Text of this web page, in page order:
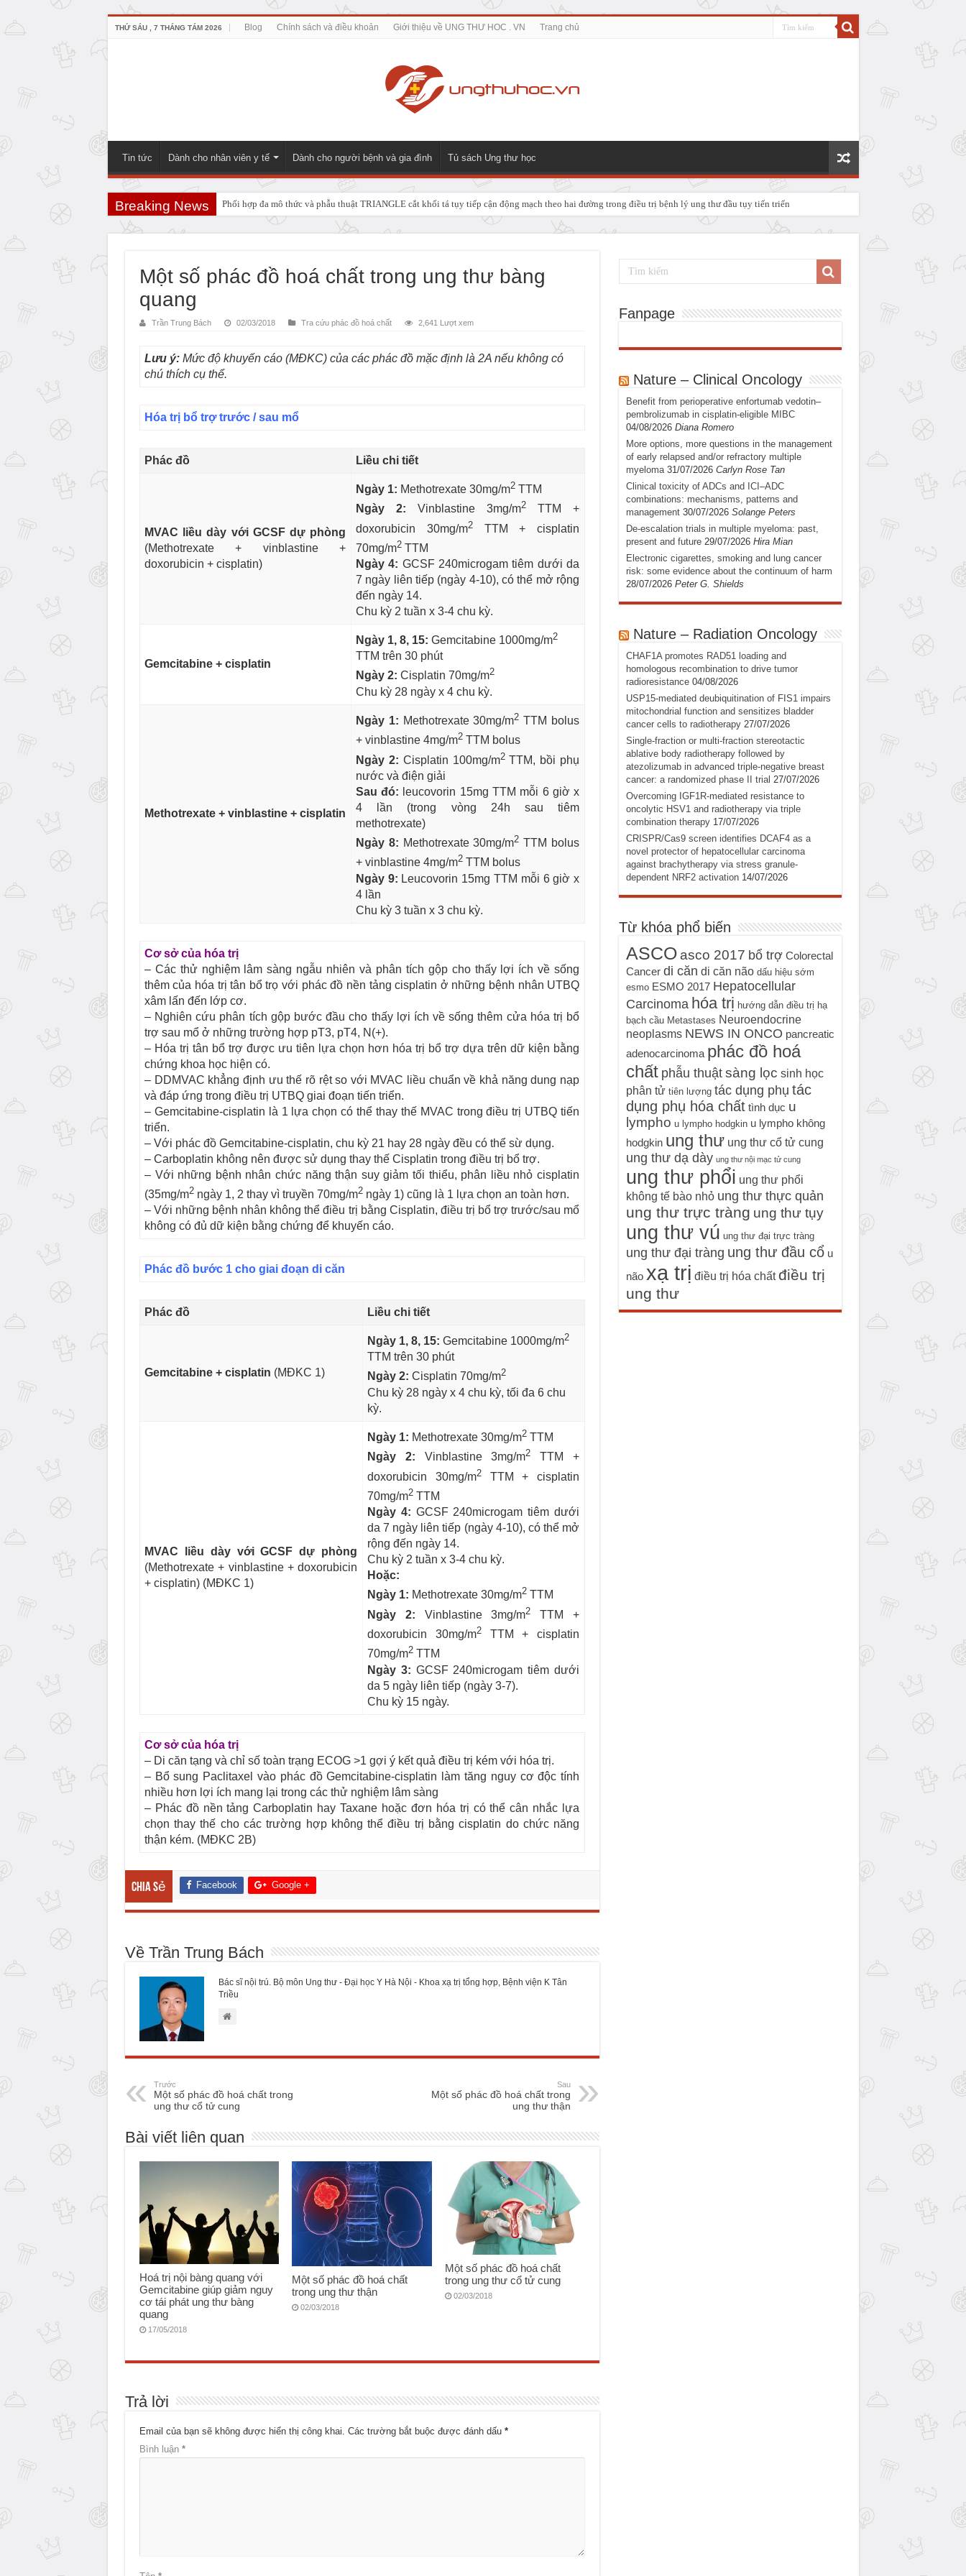
THỨ SÁU , 7 THÁNG TÁM 2026 Blog Chính sách và điều khoản Giới thiệu về UNG THƯ HOC . VN Trang chủ
Tin tức Dành cho nhân viên y tế Dành cho người bệnh và gia đình Tủ sách Ung thư học
Breaking News Phối hợp đa mô thức và phẫu thuật TRIANGLE cắt khối tá tụy tiếp cận động mạch theo hai đường trong điều trị bệnh lý ung thư đầu tụy tiến triển
PHẪU THUẬT NEUHAUS: GIẢI PHÁP ĐIỀU TRỊ TRIỆT CĂN CHO UNG THƯ NGÃ BA ĐƯỜNG MẬT TUÝP IV
Những điều bạn cần biết trước liệu trình xạ trị vùng đầu – cổ
Một số phác đồ hoá chất trong ung thư bàng
quang
Trần Trung Bách 02/03/2018 Tra cứu phác đồ hoá chất 2,641 Lượt xem
Lưu ý:Mức độ khuyến cáo (MĐKC) của các phác đồ mặc định là 2A nếu không có
chú thích cụ thể.
Hóa trị bổ trợ trước / sau mổ
Phác đồ Liều chi tiết
MVAC liều dày với GCSF dự phòng
(Methotrexate + vinblastine +
doxorubicin + cisplatin)
Ngày 1: Methotrexate 30mg/m2TTM
Ngày 2: Vinblastine 3mg/m2 TTM +
doxorubicin 30mg/m2TTM + cisplatin
70mg/m2TTM
Ngày 4: GCSF 240microgam tiêm dưới da
7 ngày liên tiếp (ngày 4-10), có thể mở rộng
đến ngày 14.
Chu kỳ 2 tuần x 3-4 chu kỳ.
Gemcitabine + cisplatin
Ngày 1, 8, 15: Gemcitabine 1000mg/m2
TTM trên 30 phút
Ngày 2: Cisplatin 70mg/m2
Chu kỳ 28 ngày x 4 chu kỳ.
Methotrexate + vinblastine + cisplatin
Ngày 1: Methotrexate 30mg/m2 TTM bolus
+ vinblastine 4mg/m2TTM bolus
Ngày 2: Cisplatin 100mg/m2TTM, bồi phụ
nước và điện giải
Sau đó: leucovorin 15mg TTM mỗi 6 giờ x
4 lần (trong vòng 24h sau tiêm
methotrexate)
Ngày 8: Methotrexate 30mg/m2 TTM bolus
+ vinblastine 4mg/m2TTM bolus
Ngày 9: Leucovorin 15mg TTM mỗi 6 giờ x
4 lần
Chu kỳ 3 tuần x 3 chu kỳ.
Cơ sở của hóa trị
– Các thử nghiệm lâm sàng ngẫu nhiên và phân tích gộp cho thấy lợi ích về sống
thêm của hóa trị tân bổ trọ với phác đồ nền tảng cisplatin ở những bệnh nhân UTBQ
xâm lấn đến lớp cơ.
– Nghiên cứu phân tích gộp bước đầu cho thấy lợi ích về sống thêm cửa hóa trị bổ
trợ sau mổ ở những trường hợp pT3, pT4, N(+).
– Hóa trị tân bổ trợ được ưu tiên lựa chọn hơn hóa trị bổ trợ dựa trên dữ kiện bằng
chứng khoa học hiện có.
– DDMVAC khẳng định ưu thế rõ rệt so với MVAC liều chuẩn về khả năng dung nạp
và đáp ứng trong điều trị UTBQ giai đoạn tiến triển.
– Gemcitabine-cisplatin là 1 lựa chọn có thể thay thế MVAC trong điều trị UTBQ tiến
triển.
– Với phác đồ Gemcitabine-cisplatin, chu kỳ 21 hay 28 ngày đều có thể sừ dụng.
– Carboplatin không nên được sử dụng thay thế Cisplatin trong điều trị bổ trợ.
– Với những bệnh nhân chức năng thận suy giảm tối thiểu, phân liều nhỏ cisplatin
(35mg/m2ngày 1, 2 thay vì truyền 70mg/m2ngày 1) cũng là 1 lựa chọn an toàn hơn.
– Với những bệnh nhân không thể điều trị bằng Cisplatin, điều trị bổ trợ trước/sau mổ
không có đủ dữ kiện bằng chứng để khuyến cáo.
Phác đồ bước 1 cho giai đoạn di căn
Phác đồ Liều chi tiết
Gemcitabine + cisplatin (MĐKC 1)
Ngày 1, 8, 15: Gemcitabine 1000mg/m2
TTM trên 30 phút
Ngày 2: Cisplatin 70mg/m2
Chu kỳ 28 ngày x 4 chu kỳ, tối đa 6 chu
kỳ.
MVAC liều dày với GCSF dự phòng
(Methotrexate + vinblastine + doxorubicin
+ cisplatin) (MĐKC 1)
Ngày 1: Methotrexate 30mg/m2TTM
Ngày 2: Vinblastine 3mg/m2 TTM +
doxorubicin 30mg/m2TTM + cisplatin
70mg/m2TTM
Ngày 4: GCSF 240microgam tiêm dưới
da 7 ngày liên tiếp (ngày 4-10), có thể mở
rộng đến ngày 14.
Chu kỳ 2 tuần x 3-4 chu kỳ.
Hoặc:
Ngày 1: Methotrexate 30mg/m2TTM
Ngày 2: Vinblastine 3mg/m2 TTM +
doxorubicin 30mg/m2TTM + cisplatin
70mg/m2TTM
Ngày 3: GCSF 240microgam tiêm dưới
da 5 ngày liên tiếp (ngày 3-7).
Chu kỳ 15 ngày.
Cơ sở của hóa trị
– Di căn tạng và chỉ số toàn trạng ECOG >1 gợi ý kết quả điều trị kém với hóa trị.
– Bổ sung Paclitaxel vào phác đồ Gemcitabine-cisplatin làm tăng nguy cơ độc tính
nhiều hơn lợi ích mang lại trong các thử nghiệm lâm sàng
– Phác đồ nền tảng Carboplatin hay Taxane hoặc đơn hóa trị có thể cân nhắc lựa
chọn thay thế cho các trường hợp không thể điều trị bằng cisplatin do chức năng
thận kém. (MĐKC 2B)
Chia sẻ Facebook Google +
Về Trần Trung Bách
Bác sĩ nội trú. Bộ môn Ung thư - Đại học Y Hà Nội - Khoa xạ trị tổng hợp, Bệnh viện K Tân
Triều
Trước
Một số phác đồ hoá chất trong
ung thư cổ tử cung
Sau
Một số phác đồ hoá chất trong
ung thư thận
Bài viết liên quan
Hoá trị nội bàng quang với
Gemcitabine giúp giảm nguy
cơ tái phát ung thư bàng
quang
17/05/2018
Một số phác đồ hoá chất
trong ung thư thận
02/03/2018
Một số phác đồ hoá chất
trong ung thư cổ tử cung
02/03/2018
Trả lời
Email của bạn sẽ không được hiển thị công khai. Các trường bắt buộc được đánh dấu *
Bình luận *
Fanpage
Nature – Clinical Oncology
Benefit from perioperative enfortumab vedotin–
pembrolizumab in cisplatin-eligible MIBC
04/08/2026 Diana Romero
More options, more questions in the management
of early relapsed and/or refractory multiple
myeloma 31/07/2026 Carlyn Rose Tan
Clinical toxicity of ADCs and ICI–ADC
combinations: mechanisms, patterns and
management 30/07/2026 Solange Peters
De-escalation trials in multiple myeloma: past,
present and future 29/07/2026 Hira Mian
Electronic cigarettes, smoking and lung cancer
risk: some evidence about the continuum of harm
28/07/2026 Peter G. Shields
Nature – Radiation Oncology
CHAF1A promotes RAD51 loading and
homologous recombination to drive tumor
radioresistance 04/08/2026
USP15-mediated deubiquitination of FIS1 impairs
mitochondrial function and sensitizes bladder
cancer cells to radiotherapy 27/07/2026
Single-fraction or multi-fraction stereotactic
ablative body radiotherapy followed by
atezolizumab in advanced triple-negative breast
cancer: a randomized phase II trial 27/07/2026
Overcoming IGF1R-mediated resistance to
oncolytic HSV1 and radiotherapy via triple
combination therapy 17/07/2026
CRISPR/Cas9 screen identifies DCAF4 as a
novel protector of hepatocellular carcinoma
against brachytherapy via stress granule-
dependent NRF2 activation 14/07/2026
Từ khóa phổ biến
ASCO asco 2017 bổ trợ Colorectal
Cancer di căn di căn não dấu hiệu sớm
esmo ESMO 2017 Hepatocellular
Carcinoma hóa trị hướng dẫn điều trị hạ
bạch cầu Metastases Neuroendocrine
neoplasms NEWS IN ONCO pancreatic
adenocarcinoma phác đồ hoá
chất phẫu thuật sàng lọc sinh học
phân tử tiên lượng tác dụng phụ tác
dụng phụ hóa chất tình dục u
lympho u lympho hodgkin u lympho không
hodgkin ung thư ung thư cổ tử cung
ung thư dạ dày ung thư nội mạc tử cung
ung thư phổi ung thư phổi
không tế bào nhỏ ung thư thực quản
ung thư trực tràng ung thư tụy
ung thư vú ung thư đại trực tràng
ung thư đại tràng ung thư đầu cổ u
não xạ trị điều trị hóa chất điều trị
ung thư